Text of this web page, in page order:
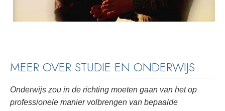
MEER OVER STUDIE EN ONDERWIJS
Onderwijs zou in de richting moeten gaan van het op
professionele manier volbrengen van bepaalde